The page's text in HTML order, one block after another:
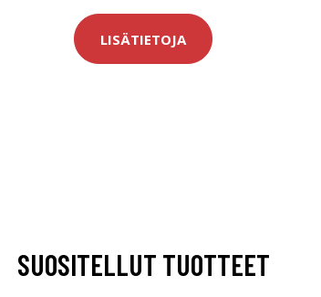
LISÄTIETOJA
SUOSITELLUT TUOTTEET